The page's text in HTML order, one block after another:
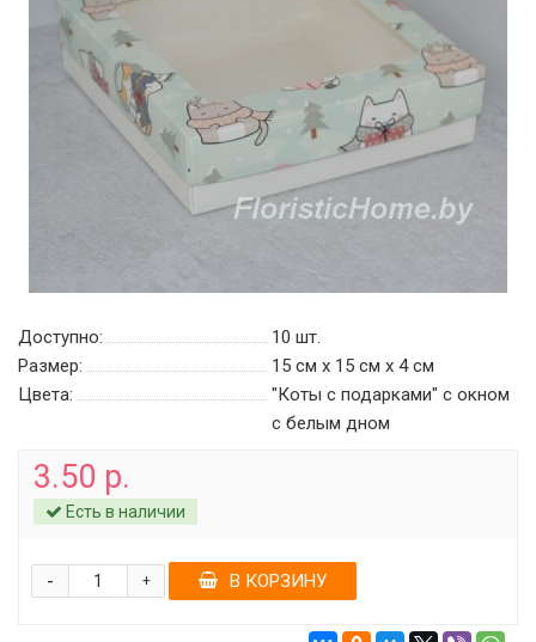
Доступно: 10 шт.
Размер:
15 см х 15 см х 4 см
Цвета:
"Коты с подарками" с окном
c белым дном
3.50 р.
Есть в наличии
+
- В КОРЗИНУ